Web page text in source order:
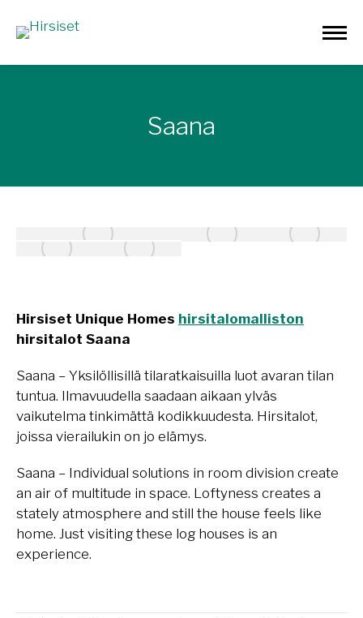
Saana
Hirsiset Unique Homes hirsitalomalliston
hirsitalot Saana
Saana – Yksilöllisillä tilaratkaisuilla luot avaran tilan
tuntua. Ilmavuudella saadaan aikaan ylväs
vaikutelma tinkimättä kodikkuudesta. Hirsitalot,
joissa vierailukin on jo elämys.
Saana – Individual solutions in room division create
an air of multitude in space. Loftyness creates a
stately atmosphere and still the house feels like
home. Just visiting these log houses is an
experience.